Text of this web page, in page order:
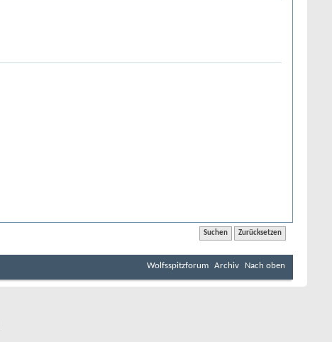
Wolfsspitzforum Archiv Nach oben